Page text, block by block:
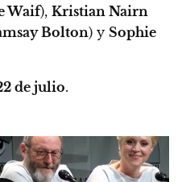
Waif), Kristian Nairn
Bolton) y Sophie
de julio.